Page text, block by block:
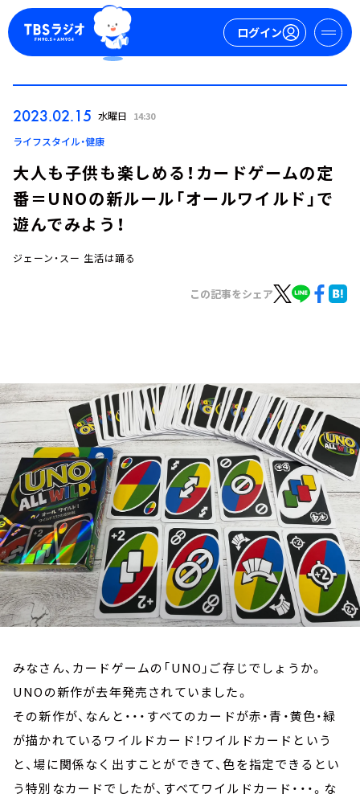
ログイン
ログイン
イベント・グッズ
YouTube
会社情報
2023.02.15 水曜日 14:30
ライフスタイル・健康
大人も子供も楽しめる！カードゲームの定
番＝UNOの新ルール「オールワイルド」で
遊んでみよう！
ジェーン・スー 生活は踊る
この記事をシェア
みなさん、カードゲームの「UNO」ご存じでしょうか。
UNOの新作が去年発売されていました。
その新作が、なんと・・・すべてのカードが赤・青・黄色・緑
が描かれているワイルドカード！ワイルドカードという
と、場に関係なく出すことができて、色を指定できるとい
う特別なカードでしたが、すべてワイルドカード・・・。な